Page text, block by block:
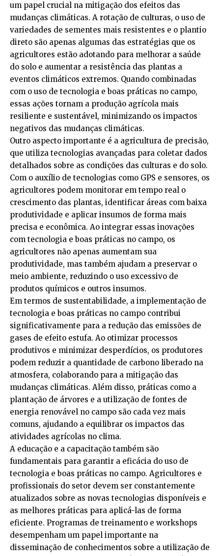
um papel crucial na mitigação dos efeitos das
mudanças climáticas. A rotação de culturas, o uso de
variedades de sementes mais resistentes e o plantio
direto são apenas algumas das estratégias que os
agricultores estão adotando para melhorar a saúde
do solo e aumentar a resistência das plantas a
eventos climáticos extremos. Quando combinadas
com o uso de tecnologia e boas práticas no campo,
essas ações tornam a produção agrícola mais
resiliente e sustentável, minimizando os impactos
negativos das mudanças climáticas.
Outro aspecto importante é a agricultura de precisão,
que utiliza tecnologias avançadas para coletar dados
detalhados sobre as condições das culturas e do solo.
Com o auxílio de tecnologias como GPS e sensores, os
agricultores podem monitorar em tempo real o
crescimento das plantas, identificar áreas com baixa
produtividade e aplicar insumos de forma mais
precisa e econômica. Ao integrar essas inovações
com tecnologia e boas práticas no campo, os
agricultores não apenas aumentam sua
produtividade, mas também ajudam a preservar o
meio ambiente, reduzindo o uso excessivo de
produtos químicos e outros insumos.
Em termos de sustentabilidade, a implementação de
tecnologia e boas práticas no campo contribui
significativamente para a redução das emissões de
gases de efeito estufa. Ao otimizar processos
produtivos e minimizar desperdícios, os produtores
podem reduzir a quantidade de carbono liberado na
atmosfera, colaborando para a mitigação das
mudanças climáticas. Além disso, práticas como a
plantação de árvores e a utilização de fontes de
energia renovável no campo são cada vez mais
comuns, ajudando a equilibrar os impactos das
atividades agrícolas no clima.
A educação e a capacitação também são
fundamentais para garantir a eficácia do uso de
tecnologia e boas práticas no campo. Agricultores e
profissionais do setor devem ser constantemente
atualizados sobre as novas tecnologias disponíveis e
as melhores práticas para aplicá-las de forma
eficiente. Programas de treinamento e workshops
desempenham um papel importante na
disseminação de conhecimentos sobre a utilização de